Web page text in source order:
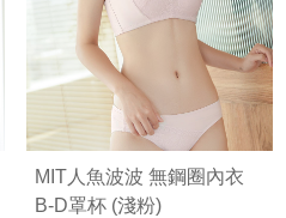
MIT人魚波波 無鋼圈內衣
B-D罩杯 (淺粉)